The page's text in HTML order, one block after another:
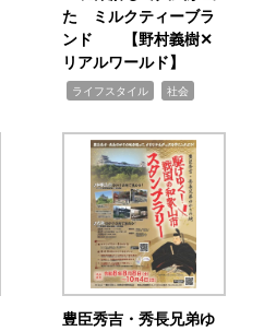
た ミルクティーブラ
ンド 【野村義樹✕
リアルワールド】
ライフスタイル 社会
豊臣秀吉・秀長兄弟ゆ